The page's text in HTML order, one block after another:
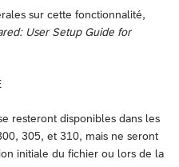
sur cette fonctionnalité,
User Setup Guide for
resteront disponibles dans les
305, et 310, mais ne seront
initiale du fichier ou lors de la